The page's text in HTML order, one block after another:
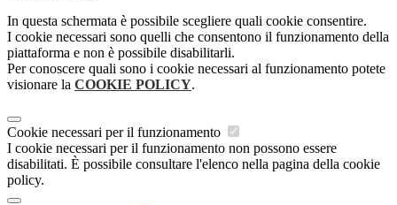
In questa schermata è possibile scegliere quali cookie consentire.
I cookie necessari sono quelli che consentono il funzionamento della
piattaforma e non è possibile disabilitarli.
Per conoscere quali sono i cookie necessari al funzionamento potete
visionare la COOKIE POLICY.
Cookie necessari per il funzionamento
I cookie necessari per il funzionamento non possono essere
disabilitati. È possibile consultare l'elenco nella pagina della cookie
policy.